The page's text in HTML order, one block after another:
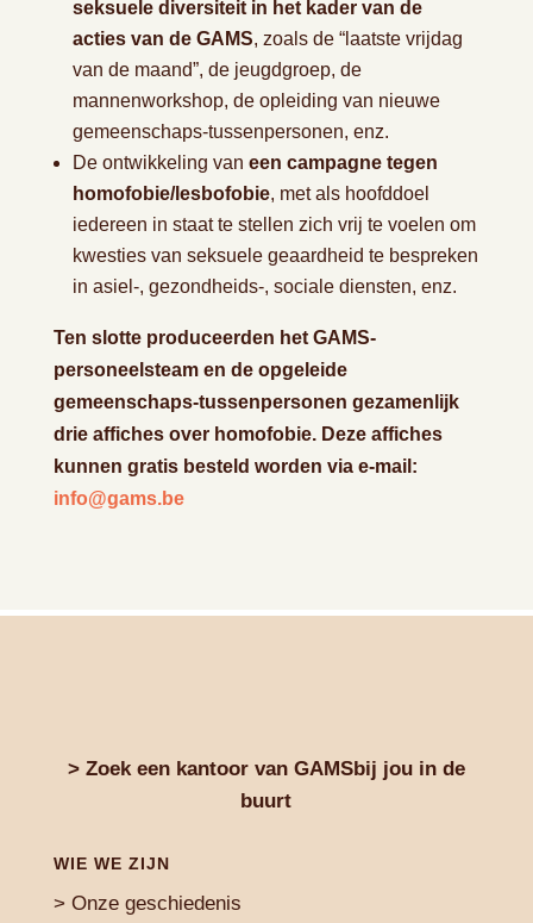
seksuele diversiteit in het kader van de
acties van de GAMS, zoals de “laatste vrijdag
van de maand”, de jeugdgroep, de
mannenworkshop, de opleiding van nieuwe
gemeenschaps-tussenpersonen, enz.
De ontwikkeling van een campagne tegen
homofobie/lesbofobie, met als hoofddoel
iedereen in staat te stellen zich vrij te voelen om
kwesties van seksuele geaardheid te bespreken
in asiel-, gezondheids-, sociale diensten, enz.
Ten slotte produceerden het GAMS-
personeelsteam en de opgeleide
gemeenschaps-tussenpersonen gezamenlijk
drie affiches over homofobie. Deze affiches
kunnen gratis besteld worden via e-mail:
info@gams.be
> Zoek een kantoor van GAMSbij jou in de
buurt
WIE WE ZIJN
> Onze geschiedenis